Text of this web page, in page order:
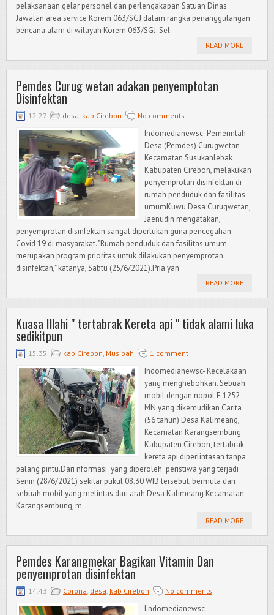
pelaksanaan gelar personel dan perlengakapan Satuan Dinas
Jawatan area service Korem 063/SGJ dalam rangka penanggulangan
bencana alam di wilayah Korem 063/SGJ. Sel
READ MORE
Pemdes Curug wetan adakan penyemptotan
Disinfektan
12.27 desa, kab Cirebon No comments
Indomedianewsc- Pemerintah
Desa (Pemdes) Curugwetan
Kecamatan Susukanlebak
Kabupaten Cirebon, melakukan
penyemprotan disinfektan di
rumah penduduk dan fasilitas
umumKuwu Desa Curugwetan,
Jaenudin mengatakan,
penyemprotan disinfektan sangat diperlukan guna pencegahan
Covid 19 di masyarakat. "Rumah penduduk dan fasilitas umum
merupakan program prioritas untuk dilakukan penyemprotan
disinfektan," katanya, Sabtu (25/6/2021).Pria yan
READ MORE
Kuasa Illahi " tertabrak Kereta api " tidak alami luka
sedikitpun
15.35 kab Cirebon, Musibah 1 comment
Indomedianewsc- Kecelakaan
yang menghebohkan. Sebuah
mobil dengan nopol E 1252
MN yang dikemudikan Carita
(56 tahun) Desa Kalimeang,
Kecamatan Karangsembung
Kabupaten Cirebon, tertabrak
kereta api diperlintasan tanpa
palang pintu.Dari nformasi yang diperoleh peristiwa yang terjadi
Senin (28/6/2021) sekitar pukul 08.30 WIB tersebut, bermula dari
sebuah mobil yang melintas dari arah Desa Kalimeang Kecamatan
Karangsembung, m
READ MORE
Pemdes Karangmekar Bagikan Vitamin Dan
penyemprotan disinfektan
14.43 Corona, desa, kab Cirebon No comments
I ndomedianewsc-